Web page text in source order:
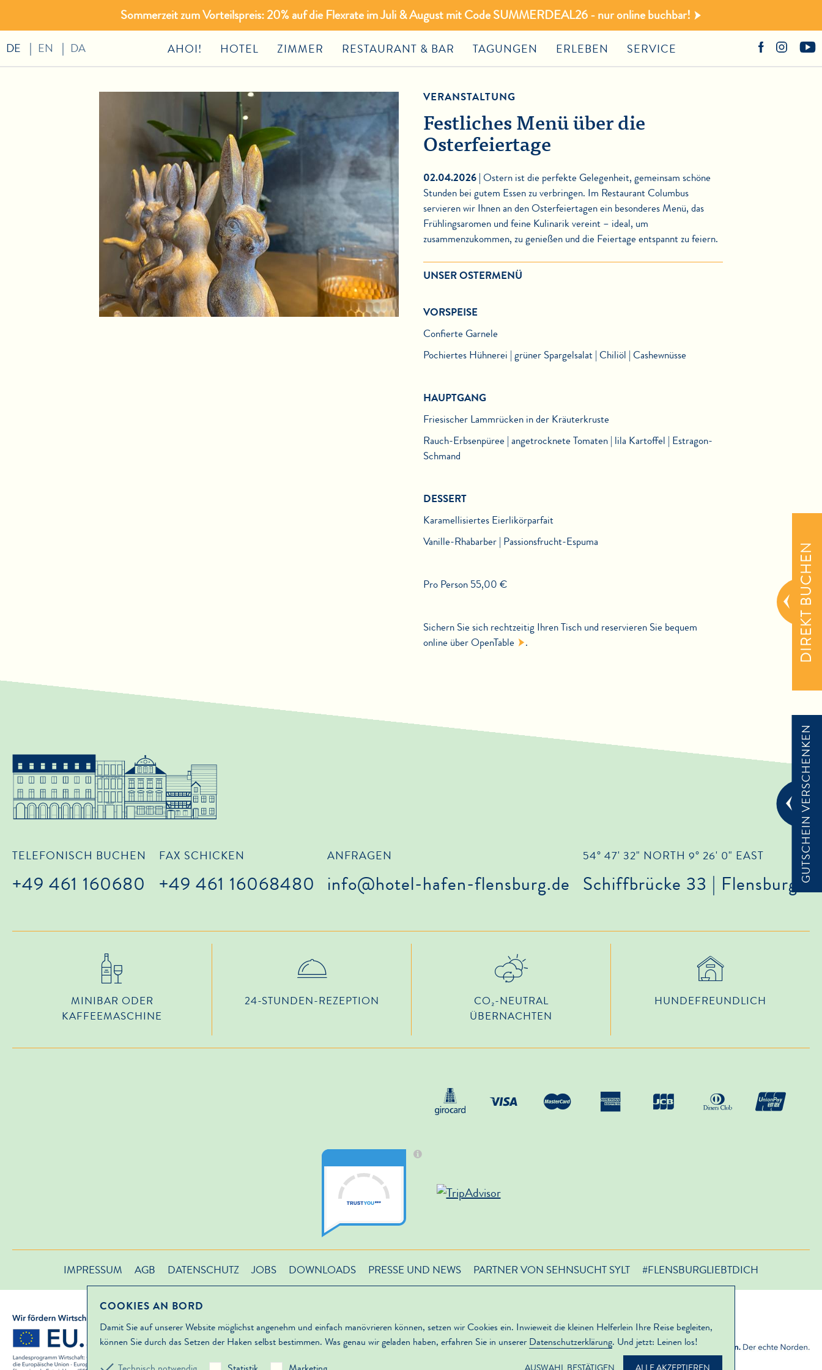
DIREKT BUCHEN
GUTSCHEIN VERSCHENKEN
Sommerzeit zum Vorteilspreis: 20% auf die Flexrate im Juli & August mit Code SUMMERDEAL26 - nur online buchbar!
DE EN DA AHOI! HOTEL ZIMMER RESTAURANT & BAR TAGUNGEN ERLEBEN SERVICE
VERANSTALTUNG
Festliches Menü über die
Osterfeiertage
02.04.2026 | Ostern ist die perfekte Gelegenheit, gemeinsam schöne
Stunden bei gutem Essen zu verbringen. Im Restaurant Columbus
servieren wir Ihnen an den Osterfeiertagen ein besonderes Menü, das
Frühlingsaromen und feine Kulinarik vereint – ideal, um
zusammenzukommen, zu genießen und die Feiertage entspannt zu feiern.
UNSER OSTERMENÜ
VORSPEISE
Confierte Garnele
Pochiertes Hühnerei | grüner Spargelsalat | Chiliöl | Cashewnüsse
HAUPTGANG
Friesischer Lammrücken in der Kräuterkruste
Rauch-Erbsenpüree | angetrocknete Tomaten | lila Kartoffel | Estragon-
Schmand
DESSERT
Karamellisiertes Eierlikörparfait
Vanille-Rhabarber | Passionsfrucht-Espuma
Pro Person 55,00 €
Sichern Sie sich rechtzeitig Ihren Tisch und reservieren Sie bequem
online überOpenTable .
TELEFONISCH BUCHEN
+49 461 160680
FAX SCHICKEN
+49 461 16068480
ANFRAGEN
info@hotel-hafen-flensburg.de
54° 47' 32" NORTH 9° 26' 0" EAST
Schiffbrücke 33 | Flensburg
MINIBAR ODER
KAFFEEMASCHINE
24-STUNDEN-REZEPTION
CO₂-NEUTRAL
ÜBERNACHTEN
HUNDE­FREUNDLICH
IMPRESSUM AGB DATENSCHUTZ JOBS DOWNLOADS PRESSE UND NEWS PARTNER VON SEHNSUCHT SYLT #FLENSBURGLIEBTDICH
COOKIES AN BORD
Damit Sie auf unserer Website möglichst angenehm und einfach manövrieren können, setzen wir Cookies ein. Inwieweit die kleinen Helferlein Ihre Reise begleiten,
können Sie durch das Setzen der Haken selbst bestimmen. Was genau wir geladen haben, erfahren Sie in unserer Datenschutzerklärung. Und jetzt: Leinen los!